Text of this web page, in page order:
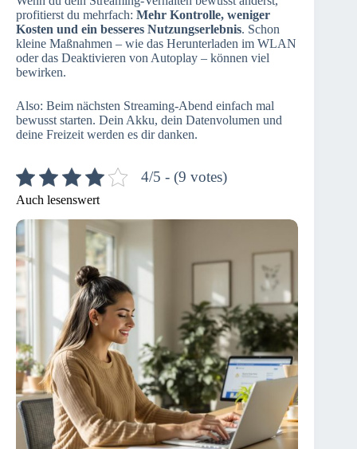
profitierst du mehrfach: Mehr Kontrolle, weniger
Kosten und ein besseres Nutzungserlebnis. Schon
kleine Maßnahmen – wie das Herunterladen im WLAN
oder das Deaktivieren von Autoplay – können viel
bewirken.
Also: Beim nächsten Streaming-Abend einfach mal
bewusst starten. Dein Akku, dein Datenvolumen und
deine Freizeit werden es dir danken.
4/5 - (9 votes)
Auch lesenswert